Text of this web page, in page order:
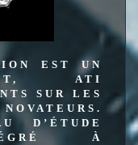
EST UN
ATI
SUR LES
D’ÉTUDE
À